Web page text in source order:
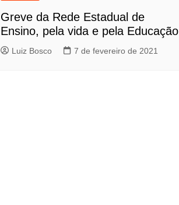
Greve da Rede Estadual de
Ensino, pela vida e pela Educação
Luiz Bosco 7 de fevereiro de 2021